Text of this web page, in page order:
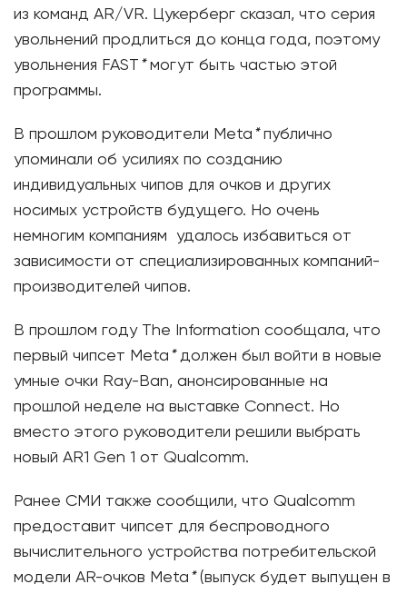
из команд AR/VR. Цукерберг сказал, что серия
увольнений продлиться до конца года, поэтому
увольнения FAST *могут быть частью этой
программы.
В прошлом руководители Meta *публично
упоминали об усилиях по созданию
индивидуальных чипов для очков и других
носимых устройств будущего. Но очень
немногим компаниям удалось избавиться от
зависимости от специализированных компаний-
производителей чипов.
В прошлом году The Information сообщала, что
первый чипсет Meta *должен был войти в новые
умные очки Ray-Ban, анонсированные на
прошлой неделе на выставке Connect. Но
вместо этого руководители решили выбрать
новый AR1 Gen 1 от Qualcomm.
Ранее СМИ также сообщили, что Qualcomm
предоставит чипсет для беспроводного
вычислительного устройства потребительской
модели AR-очков Meta *(выпуск будет выпущен в